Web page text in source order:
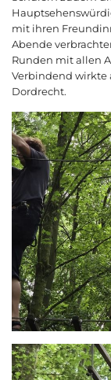
mit ihren
Abende
Runden mit allen
Verbindend wirkte
Dordrecht.